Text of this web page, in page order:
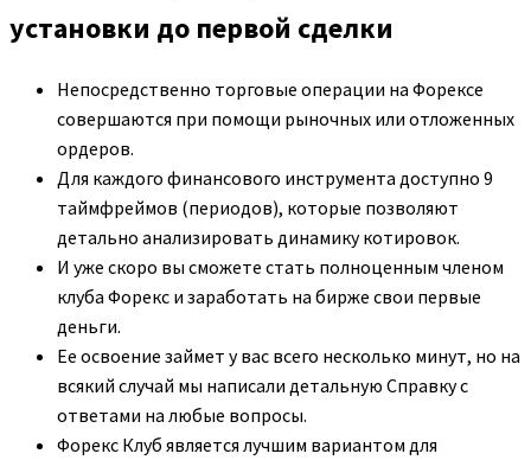
установки до первой сделки
Непосредственно торговые операции на Форексе
совершаются при помощи рыночных или отложенных
ордеров.
Для каждого финансового инструмента доступно 9
таймфреймов (периодов), которые позволяют
детально анализировать динамику котировок.
И уже скоро вы сможете стать полноценным членом
клуба Форекс и заработать на бирже свои первые
деньги.
Ее освоение займет у вас всего несколько минут, но на
всякий случай мы написали детальную Справку с
ответами на любые вопросы.
Форекс Клуб является лучшим вариантом для